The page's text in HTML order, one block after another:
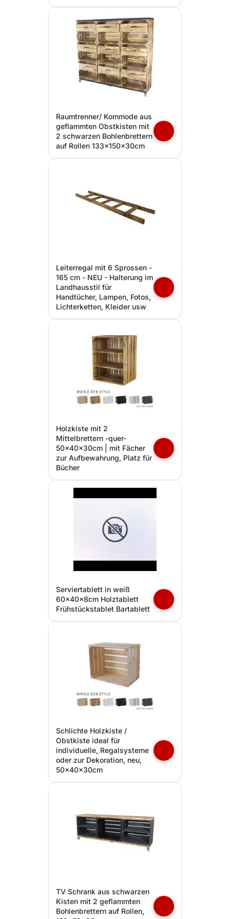
Raumtrenner/ Kommode aus
geflammten Obstkisten mit
2 schwarzen Bohlenbrettern
auf Rollen 133x150x30cm
Leiterregal mit 6 Sprossen -
165 cm - NEU - Halterung im
Landhausstil für
Handtücher, Lampen, Fotos,
Lichterketten, Kleider usw
Holzkiste mit 2
Mittelbrettern -quer-
50x40x30cm | mit Fächer
zur Aufbewahrung, Platz für
Bücher
Serviertablett in weiß
60x40x8cm Holztablett
Frühstückstablet Bartablett
Schlichte Holzkiste /
Obstkiste ideal für
individuelle, Regalsysteme
oder zur Dekoration, neu,
50x40x30cm
TV Schrank aus schwarzen
Kisten mit 2 geflammten
Bohlenbrettern auf Rollen,